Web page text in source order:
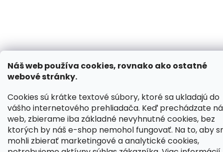
Náš web používa cookies, rovnako ako ostatné
webové stránky.
Cookies sú krátke textové súbory, ktoré sa ukladajú do
vášho internetového prehliadača. Keď prechádzate
web, zbierame iba základné nevyhnutné cookies, bez
ktorých by náš e-shop nemohol fungovať. Na to, aby
mohli zbierať marketingové a analytické cookies,